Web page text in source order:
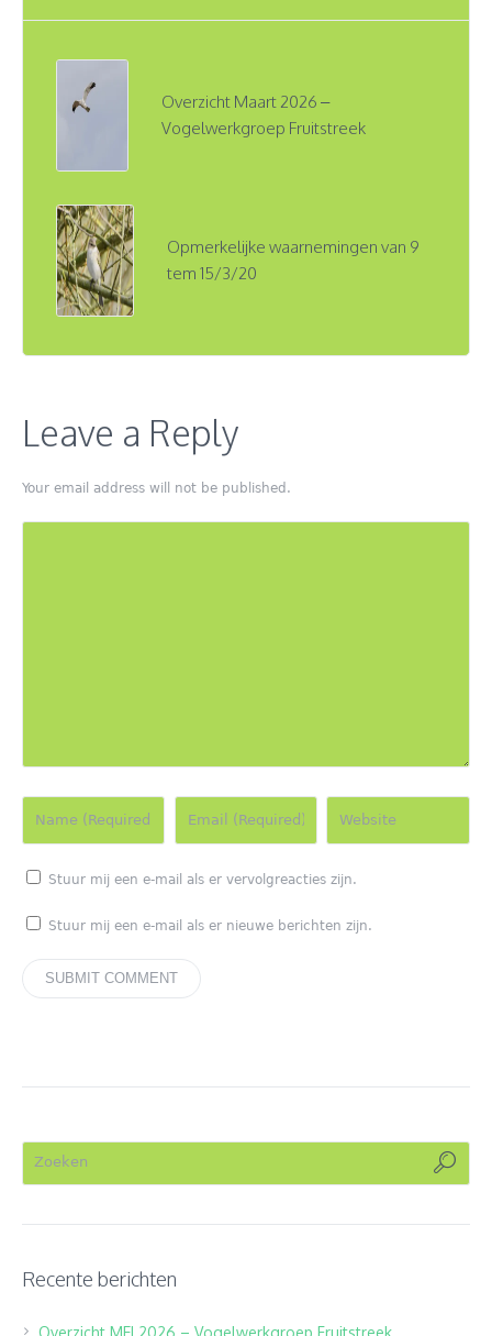
Overzicht Maart 2026 –
Vogelwerkgroep Fruitstreek
Opmerkelijke waarnemingen van 9
tem 15/3/20
Leave a Reply
Your email address will not be published.
Stuur mij een e-mail als er vervolgreacties zijn.
Stuur mij een e-mail als er nieuwe berichten zijn.
Recente berichten